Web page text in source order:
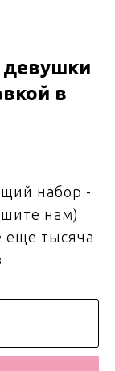
в
набор -
нам)
еще тысяча